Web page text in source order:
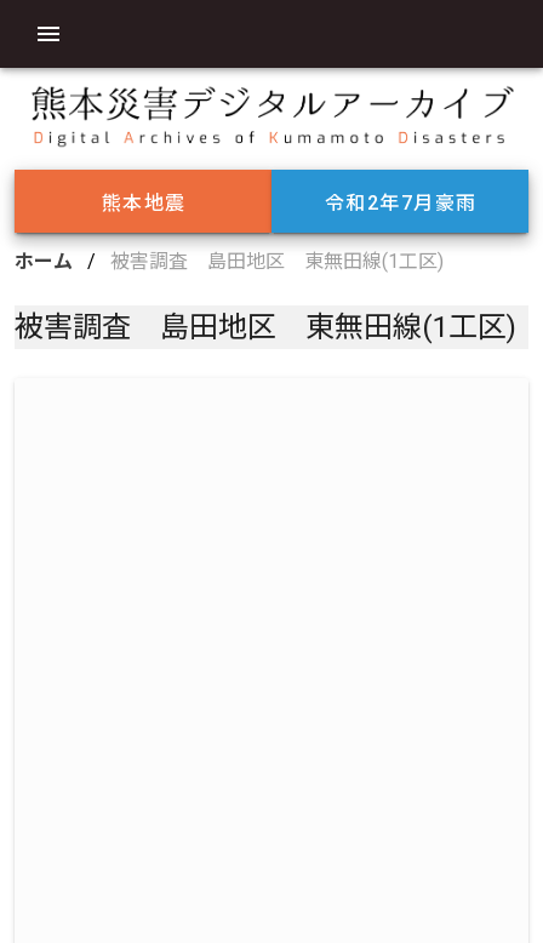
熊本地震 令和2年7月豪雨
ホーム / 被害調査 島田地区 東無田線(1工区)
被害調査 島田地区 東無田線(1工区)